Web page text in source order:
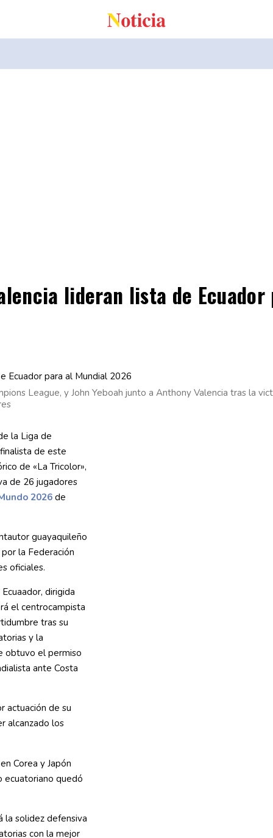
lideran lista de
League, y John Yeboah junto a Anthony Valencia tras la
la Liga de
de este
de «La Tricolor»,
de 26 jugadores
2026de
guayaquileño
la Federación
oficiales.
dirigida
el centrocampista
tras su
y la
obtuvo el permiso
ante Costa
actuación de su
alcanzado los
Corea y Japón
ecuatoriano quedó
la solidez defensiva
con la mejor